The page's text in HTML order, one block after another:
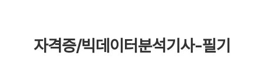
자격증/빅데이터분석기사-필기